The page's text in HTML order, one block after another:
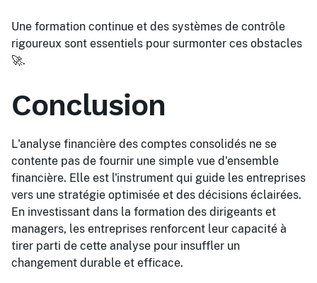
Une formation continue et des systèmes de contrôle
rigoureux sont essentiels pour surmonter ces obstacles
🚀.
Conclusion
L'analyse financière des comptes consolidés ne se
contente pas de fournir une simple vue d'ensemble
financière. Elle est l'instrument qui guide les entreprises
vers une stratégie optimisée et des décisions éclairées.
En investissant dans la formation des dirigeants et
managers, les entreprises renforcent leur capacité à
tirer parti de cette analyse pour insuffler un
changement durable et efficace.